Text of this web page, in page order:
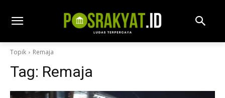
Topik Remaja
Tag: Remaja